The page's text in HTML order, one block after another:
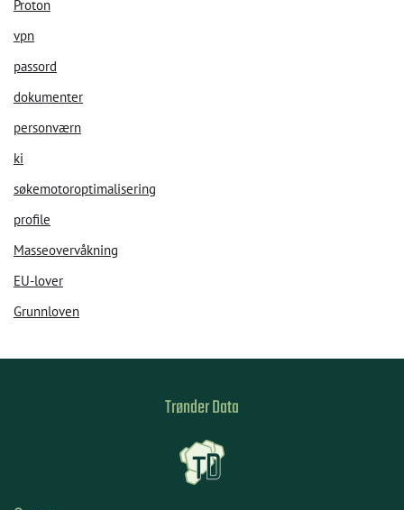
Proton
vpn
passord
dokumenter
personværn
ki
søkemotoroptimalisering
profile
Masseovervåkning
EU-lover
Grunnloven
Trønder Data